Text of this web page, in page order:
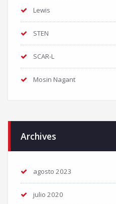
Lewis
STEN
SCAR-L
Mosin Nagant
Archives
agosto 2023
julio 2020